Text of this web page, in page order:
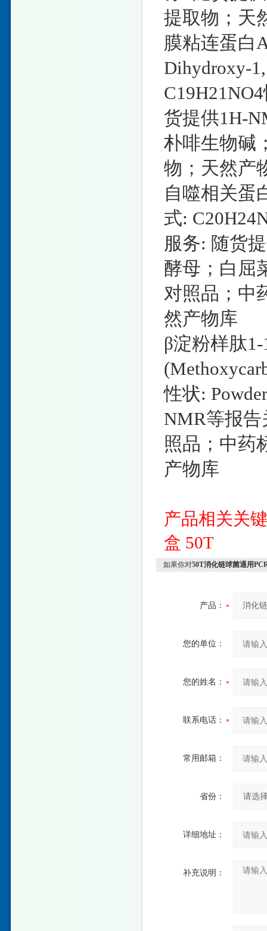
提取物；天
膜粘连蛋白
Dihydroxy-
货提供1H-
朴啡生物碱
物；天然产
自噬相关蛋
式:
服务: 随货
酵母；白屈
对照品；中
然产物库
β淀粉样肽
性状:
NMR等报
照品；中药
产物库
产品相关关
盒 50T
如果你对50T消化链球菌通用
产品：
您的单位：
您的姓名：
联系电话：
常用邮箱：
省份：
详细地址：
补充说明：